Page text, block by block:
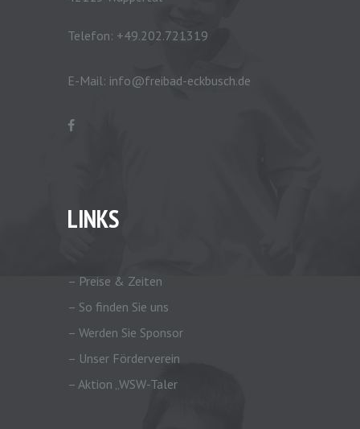
Telefon: +49.202.721319
E-Mail: info@freibad-eckbusch.de
LINKS
– Preise & Zeiten
– So finden Sie uns
– Werden Sie Sponsor
– Unser Förderverein
– Aktion „WSW-Taler